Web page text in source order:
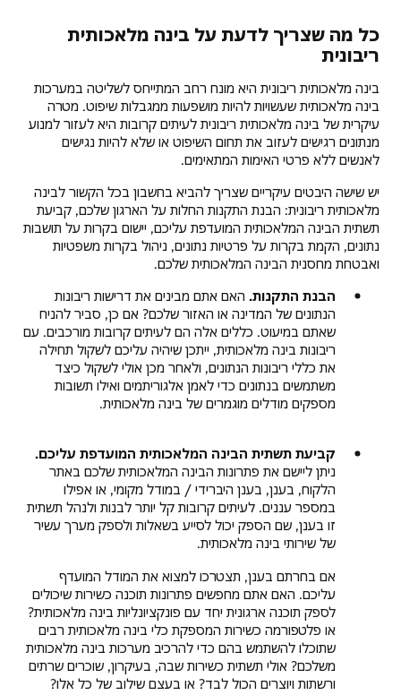
כל מה שצריך לדעת על בינה מלאכותית
ריבונית
בינה מלאכותית ריבונית היא מונח רחב המתייחס לשליטה במערכות
בינה מלאכותית שעשויות להיות מושפעות ממגבלות שיפוט. מטרה
עיקרית של בינה מלאכותית ריבונית לעיתים קרובות היא לעזור למנוע
מנתונים רגישים לעזוב את תחום השיפוט או שלא להיות נגישים
לאנשים ללא פרטי האימות המתאימים.
יש שישה היבטים עיקריים שצריך להביא בחשבון בכל הקשור לבינה
מלאכותית ריבונית: הבנת התקנות החלות על הארגון שלכם, קביעת
תשתית הבינה המלאכותית המועדפת עליכם, יישום בקרות על תושבות
נתונים, הקמת בקרות על פרטיות נתונים, ניהול בקרות משפטיות
ואבטחת מחסנית הבינה המלאכותית שלכם.
הבנת התקנות. האם אתם מבינים את דרישות ריבונות
הנתונים של המדינה או האזור שלכם? אם כן, סביר להניח
שאתם במיעוט. כללים אלה הם לעיתים קרובות מורכבים. עם
ריבונות בינה מלאכותית, ייתכן שיהיה עליכם לשקול תחילה
את כללי ריבונות הנתונים, ולאחר מכן אולי לשקול כיצד
משתמשים בנתונים כדי לאמן אלגוריתמים ואילו תשובות
מספקים מודלים מוגמרים של בינה מלאכותית.
קביעת תשתית הבינה המלאכותית המועדפת עליכם.
ניתן ליישם את פתרונות הבינה המלאכותית שלכם באתר
הלקוח, בענן, בענן היברידי / במודל מקומי, או אפילו
במספר עננים. לעיתים קרובות קל יותר לבנות ולנהל תשתית
זו בענן, שם הספק יכול לסייע בשאלות ולספק מערך עשיר
של שירותי בינה מלאכותית.
אם בחרתם בענן, תצטרכו למצוא את המודל המועדף
עליכם. האם אתם מחפשים פתרונות תוכנה כשירות שיכולים
לספק תוכנה ארגונית יחד עם פונקציונליות בינה מלאכותית?
או פלטפורמה כשירות המספקת כלי בינה מלאכותית רבים
שתוכלו להשתמש בהם כדי להרכיב מערכות בינה מלאכותית
משלכם? אולי תשתית כשירות שבה, בעיקרון, שוכרים שרתים
ורשתות ויוצרים הכול לבד? או בעצם שילוב של כל אלו?